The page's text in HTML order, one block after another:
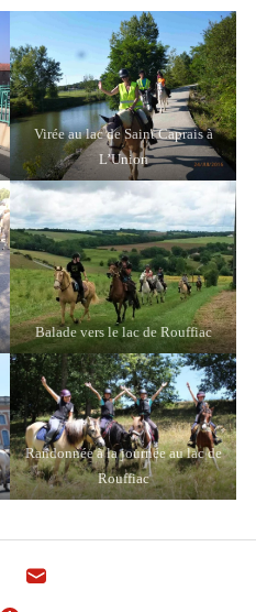
Virée au lac de Saint Caprais à
L’Union
Balade vers le lac de Rouffiac
Randonnée à la journée au lac de
Rouffiac